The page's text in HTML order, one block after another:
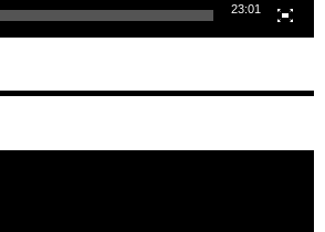
23:01